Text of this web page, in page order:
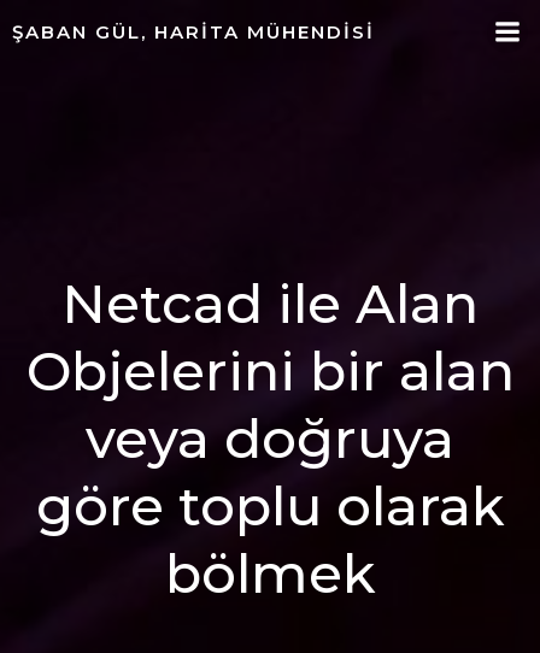
ŞABAN GÜL, HARITA MÜHENDISI
Netcad ile Alan
Objelerini bir alan
veya doğruya
göre toplu olarak
bölmek